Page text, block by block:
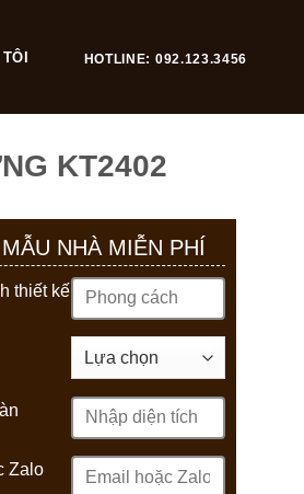
HOTLINE: 092.123.3456
KT2402
NHÀ MIỄN PHÍ
thiết kế
Zalo